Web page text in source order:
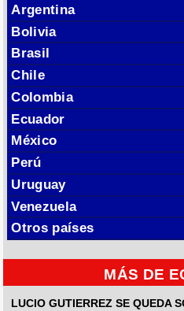
Argentina
Bolivia
Brasil
Chile
Colombia
Ecuador
México
Perú
Uruguay
Venezuela
Otros países
MÁS DE
LUCIO GUTIERREZ SE QUEDA